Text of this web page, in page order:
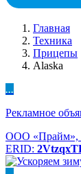
Главная
Техника
Прицепы
Alaska
...
Рекламное
ООО «Прайм»,
ERID: